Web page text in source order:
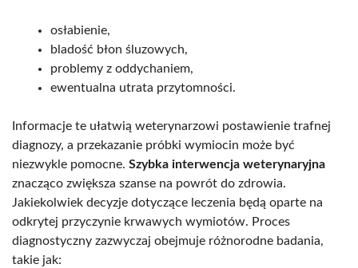
osłabienie,
bladość błon śluzowych,
problemy z oddychaniem,
ewentualna utrata przytomności.
Informacje te ułatwią weterynarzowi postawienie trafnej
diagnozy, a przekazanie próbki wymiocin może być
niezwykle pomocne. Szybka interwencja weterynaryjna
znacząco zwiększa szanse na powrót do zdrowia.
Jakiekolwiek decyzje dotyczące leczenia będą oparte na
odkrytej przyczynie krwawych wymiotów. Proces
diagnostyczny zazwyczaj obejmuje różnorodne badania,
takie jak: